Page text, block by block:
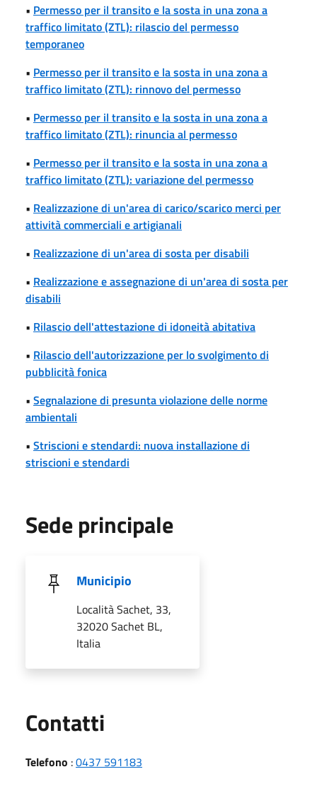
• Permesso per il transito e la sosta in una zona a
traffico limitato (ZTL): rilascio del permesso
temporaneo
• Permesso per il transito e la sosta in una zona a
traffico limitato (ZTL): rinnovo del permesso
• Permesso per il transito e la sosta in una zona a
traffico limitato (ZTL): rinuncia al permesso
• Permesso per il transito e la sosta in una zona a
traffico limitato (ZTL): variazione del permesso
• Realizzazione di un'area di carico/scarico merci per
attività commerciali e artigianali
• Realizzazione di un'area di sosta per disabili
• Realizzazione e assegnazione di un'area di sosta per
disabili
• Rilascio dell'attestazione di idoneità abitativa
• Rilascio dell'autorizzazione per lo svolgimento di
pubblicità fonica
• Segnalazione di presunta violazione delle norme
ambientali
• Striscioni e stendardi: nuova installazione di
striscioni e stendardi
Sede principale
Municipio
Località Sachet, 33,
32020 Sachet BL,
Italia
Contatti
Telefono :0437 591183